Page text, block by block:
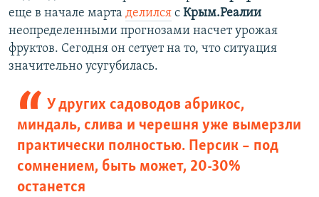
еще в начале марта делился с Крым.Реалии
неопределенными прогнозами насчет урожая
фруктов. Сегодня он сетует на то, что ситуация
значительно усугубилась.
У других садоводов абрикос,
миндаль, слива и черешня уже вымерзли
практически полностью. Персик – под
сомнением, быть может, 20-30%
останется